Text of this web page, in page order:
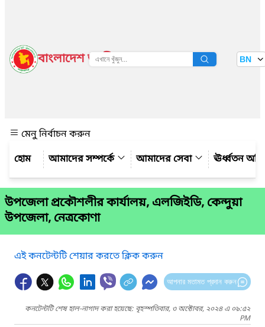
বাংলাদেশ জাতীয় তথ্য বাতায়ন BN
মেনু নির্বাচন করুন
আমাদের সম্পর্কে
আমাদের সেবা ঊর্ধ্বতন
উপজেলা প্রকৌশলীর কার্যালয়, এলজিইডি, কেন্দুয়া
উপজেলা, নেত্রকোণা
এই কনটেন্টটি শেয়ার করতে ক্লিক করুন
আপনার মতামত প্রদান করুন
কনটেন্টটি শেষ হাল-নাগাদ করা হয়েছে: বৃহস্পতিবার, ৩ অক্টোবর, ২০২৪ এ ০৯:৫২
PM